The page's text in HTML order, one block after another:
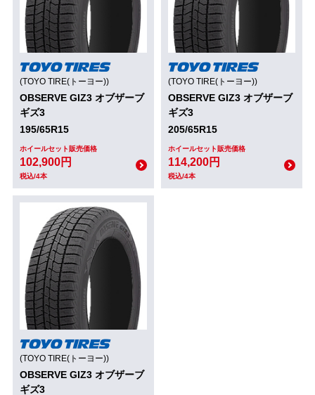
(TOYO TIRE(トーヨー))
OBSERVE GIZ3 オブザーブ
ギズ3
195/65R15
ホイールセット販売価格
102,900円
税込/4本
(TOYO TIRE(トーヨー))
OBSERVE GIZ3 オブザーブ
ギズ3
205/65R15
ホイールセット販売価格
114,200円
税込/4本
(TOYO TIRE(トーヨー))
OBSERVE GIZ3 オブザーブ
ギズ3